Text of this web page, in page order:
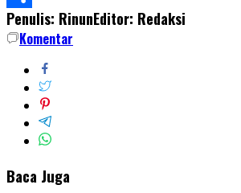
Share
Penulis: RinunEditor: Redaksi
Komentar
Baca Juga